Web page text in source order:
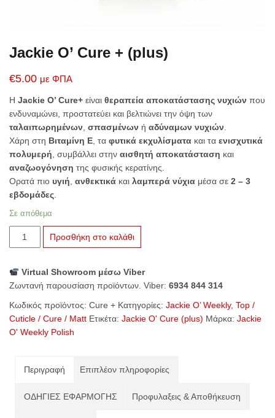
Jackie O’ Cure + (plus)
€5.00 με ΦΠΑ
Η Jackie O’ Cure+ είναι θεραπεία αποκατάστασης νυχιών που
ενδυναμώνει, προστατεύει και βελτιώνει την όψη των
ταλαιπωρημένων σπασμένων ή αδύναμων νυχιών
Χάρη στη Βιταμίνη E , τα φυτικά εκχυλίσματα και τα ενισχυτικά
πολυμερή , συμβάλλει στην αισθητή αποκατάσταση και
αναζωογόνηση της φυσικής κερατίνης.
Ορατά πιο υγιή ανθεκτικά και λαμπερά νύχια μέσα σε 2 – 3
εβδομάδες
Σε απόθεμα
Jackie
O'
+
(plus)
Προσθήκη στο καλάθι
Virtual Showroom μέσω Viber
Ζωντανή παρουσίαση προϊόντων. Viber: 6934 844 314
Κωδικός προϊόντος: Cure + Κατηγορίες: Jackie O’ Weekly, Top /
Cuticle / Cure / Matt Ετικέτα: Jackie O' Cure (plus) Μάρκα: Jackie
O' Weekly Polish
Περιγραφή Επιπλέον πληροφορίες
ΟΔΗΓΙΕΣ ΕΦΑΡΜΟΓΗΣ Προφυλαξεις & Αποθήκευση